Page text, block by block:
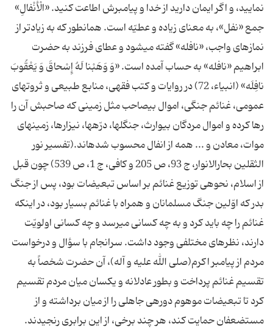
نمایید، و اگر ایمان دارید از خدا و پیامبرش اطاعت كنید. «الْأَنْفالِ»
جمع «نفل»، به معناى زیاده و عطیّه است. همانطور كه به زیادتر از
نمازهاى واجب، «نافله» گفته مى‏شود و عطاى فرزند به حضرت
ابراهیم «نافله» به حساب آمده است. «وَ وَهَبْنا لَهُ إِسْحاقَ وَ یَعْقُوبَ
نافِلَه» (انبیاء، 72) در روایات و كتب فقهى، منابع طبیعى و ثروت‏هاى
عمومى، غنائم جنگى، اموال بى‏صاحب مثل زمینى كه صاحبش آن را
رها كرده و اموال مردگان بى‏وارث، جنگل‏ها، درّه‏ها، نیزارها، زمین‏هاى
موات، معادن و ... همه از انفال محسوب شده‏اند.(تفسیر نور
الثقلین بحارالانوار، ج 93، ص 205 و كافى، ج 1، ص 539) چون قبل
از اسلام، نحوه‏ى توزیع غنائم بر اساس تبعیضات بود، پس از جنگ
بدر كه‏ اوّلین جنگ مسلمانان و همراه با غنائم بسیار بود، در اینكه
غنائم را چه باید كرد و به چه كسانى مى‏رسد و چه كسانى اولویّت
دارند، نظرهاى مختلفى وجود داشت. سرانجام با سؤال و درخواست
مردم از پیامبر اكرم(صلى الله علیه و آله)، آن حضرت شخصاً به
تقسیم غنائم پرداخت و بطور عادلانه و یكسان میان مردم تقسیم
كرد تا تبعیضات موهوم دوره‏ى جاهلى را از میان برداشته و از
مستضعفان حمایت كند، هر چند برخى، از این برابرى رنجیدند.